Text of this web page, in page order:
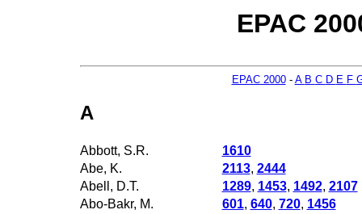
EPAC
EPAC 2000- A B C D E F
A
Abbott, S.R.
1610
Abe, K.
2113, 2444
Abell, D.T.
1289, 1453, 1492, 2107
Abo-Bakr, M.
601, 640, 720, 1456